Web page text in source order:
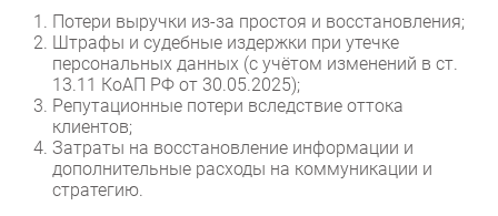
Каталог компаний
Потери выручки из-за простоя и восстановления;
Штрафы и судебные издержки при утечке
персональных данных (с учётом изменений в ст.
13.11 КоАП РФ от 30.05.2025);
Репутационные потери вследствие оттока
клиентов;
Затраты на восстановление информации и
дополнительные расходы на коммуникации и
стратегию.